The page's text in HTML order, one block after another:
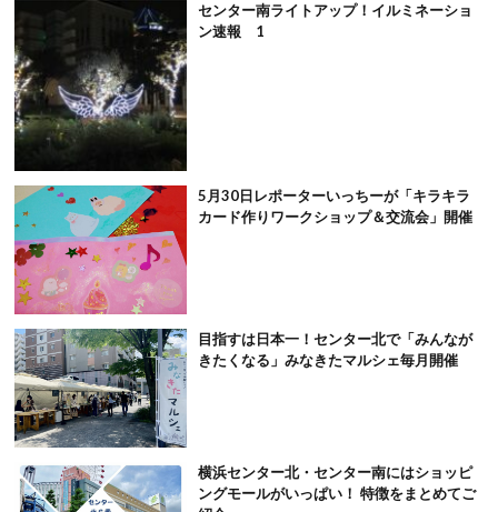
センター南ライトアップ！イルミネーショ
ン速報 1
5月30日レポーターいっちーが「キラキラ
カード作りワークショップ＆交流会」開催
目指すは日本一！センター北で「みんなが
きたくなる」みなきたマルシェ毎月開催
横浜センター北・センター南にはショッピ
ングモールがいっぱい！ 特徴をまとめてご